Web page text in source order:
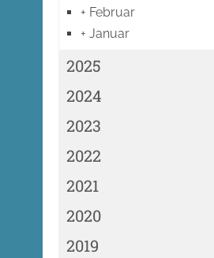
+ Februar
+ Januar
2025
2024
2023
2022
2021
2020
2019